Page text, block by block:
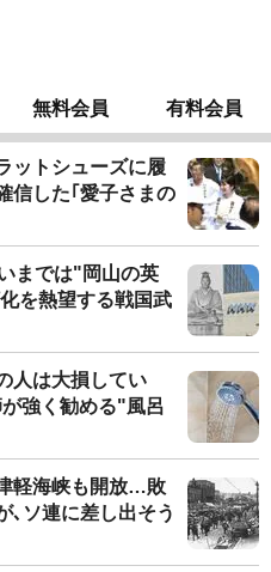
無料会員 有料会員
ットシューズに履
信した｢愛子さまの
までは"岡山の英
を熱望する戦国武
人は大損してい
強く勧める"風呂
軽海峡も開放…敗
､ソ連に差し出そう